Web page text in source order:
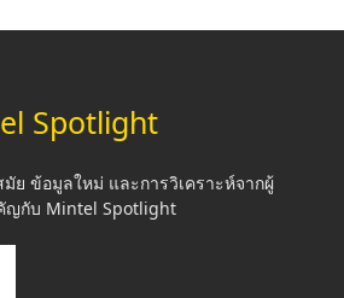
Spotlight
ย ข้อมูลใหม่ และการวิเคราะห์จากผู้
ญกับ Mintel Spotlight